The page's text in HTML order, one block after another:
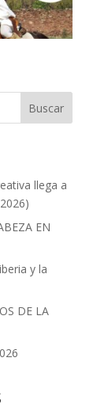
Buscar
llega a
EN
y la
DE LA